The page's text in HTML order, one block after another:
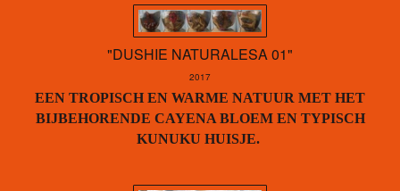
"DUSHIE NATURALESA 01"
2017
EEN TROPISCH EN WARME NATUUR MET HET
BIJBEHORENDE CAYENA BLOEM EN TYPISCH
KUNUKU HUISJE.